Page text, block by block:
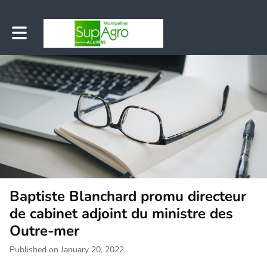
Toggle main navigation
Baptiste Blanchard promu directeur
de cabinet adjoint du ministre des
Outre-mer
Published on January 20, 2022